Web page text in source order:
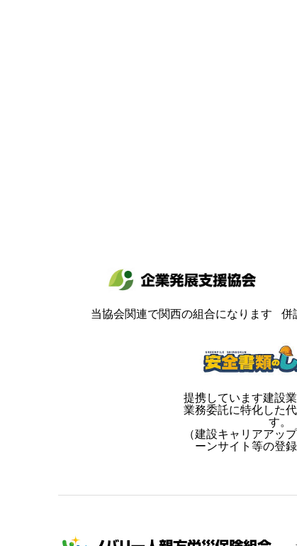
当協会関連で関西の組合になります
併
提携しています建設
業務委託に特化した
す。
（建設キャリアアッ
ーンサイト等の登録